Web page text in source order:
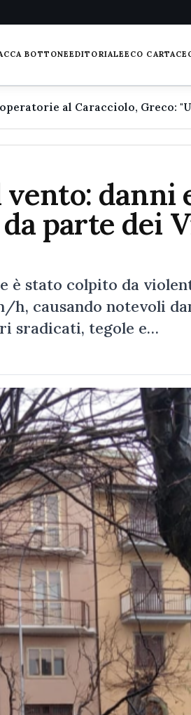
BOTTONEEDITORIALEECO
danni
parte dei
è stato colpito da
h, causando notevoli
sradicati, tegole e…